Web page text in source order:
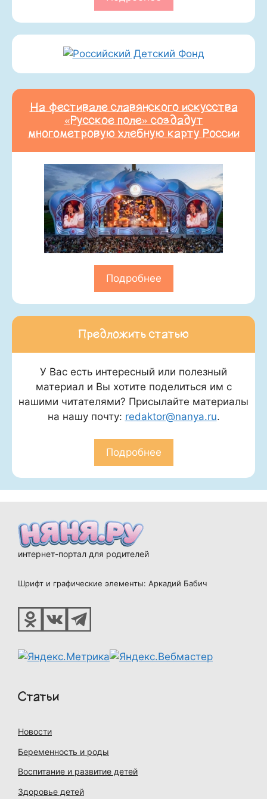
На фестивале славянского искусства
«Русское поле» создадут
многометровую хлебную карту России
Подробнее
Предложить статью
У Вас есть интересный или полезный
материал и Вы хотите поделиться им с
нашими читателями? Присылайте материалы
на нашу почту: redaktor@nanya.ru.
Подробнее
интернет-портал для родителей
Шрифт и графические элементы: Аркадий Бабич
Статьи
Новости
Беременность и роды
Воспитание и развитие детей
Здоровье детей